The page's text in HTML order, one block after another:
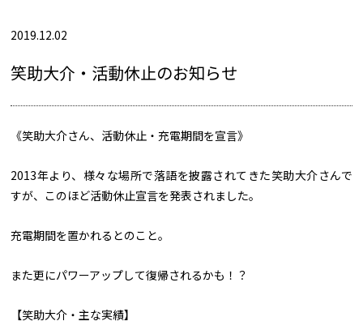
2019.12.02
笑助大介・活動休止のお知らせ
《笑助大介さん、活動休止・充電期間を宣言》
2013年より、様々な場所で落語を披露されてきた笑助大介さんで
すが、このほど活動休止宣言を発表されました。
充電期間を置かれるとのこと。
また更にパワーアップして復帰されるかも！？
【笑助大介・主な実績】